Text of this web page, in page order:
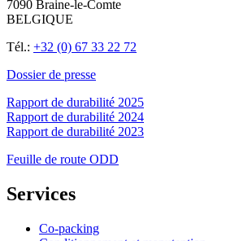
7090 Braine-le-Comte
BELGIQUE
Tél.: +32 (0) 67 33 22 72
Dossier de presse
Rapport de durabilité 2025
Rapport de durabilité 2024
Rapport de durabilité 2023
Feuille de route ODD
Services
Co-packing